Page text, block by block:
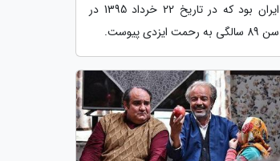
ایران بود که در تاریخ 22 خرداد 1395 در
سن 89 سالگی به رحمت ایزدی پیوست.